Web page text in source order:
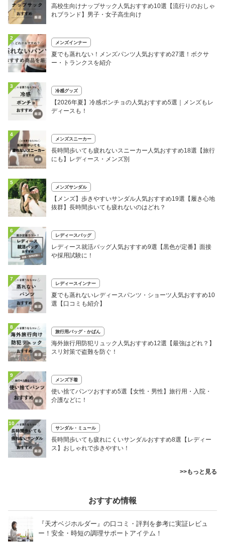
高校生向けナップサック人気おすすめ10選【流行りのおしゃ
れブランド】男子・女子高生向け
2
メンズインナー
夏でも蒸れない！メンズパンツ人気おすすめ27選！ボクサ
ー・トランクスを紹介
3
冷感グッズ
【2026年夏】冷感ポンチョの人気おすすめ5選｜メンズもレ
ディースも！
4
メンズスニーカー
長時間歩いても疲れないスニーカー人気おすすめ18選【旅行
にも】レディース・メンズ別
5
メンズサンダル
【メンズ】歩きやすいサンダル人気おすすめ19選【履き心地
抜群】長時間歩いても疲れないのはどれ？
6
レディースバッグ
レディース就活バッグ人気おすすめ9選【黒色が定番】面接
や採用試験に！
7
レディースインナー
夏でも蒸れないレディースパンツ・ショーツ人気おすすめ10
選【口コミも紹介】
8
旅行用バッグ・かばん
海外旅行用防犯リュック人気おすすめ12選【最強はどれ？】
スリ対策で盗難を防ぐ！
9
メンズ下着
使い捨てパンツおすすめ5選【女性・男性】旅行用・入院・
介護などに！
10
サンダル・ミュール
長時間歩いても疲れにくいサンダルおすすめ8選【レディー
ス】おしゃれで歩きやすい！
>>もっと見る
おすすめ情報
『天才ベジホルダー』の口コミ・評判を参考に実証レビュ
ー！安全・時短の調理サポートアイテム！